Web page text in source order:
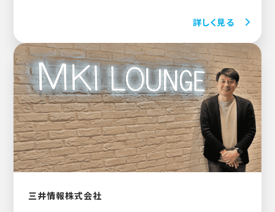
詳しく見る
三井情報株式会社